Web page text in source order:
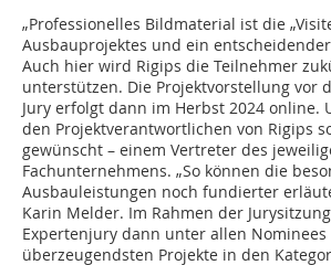
„Professionelles Bildmaterial ist die
Ausbauprojektes und ein
Auch hier wird Rigips die Teilnehmer
unterstützen. Die Projektvorstellung vor
Jury erfolgt dann im Herbst 2024 online.
den Projektverantwortlichen von Rigips
gewünscht – einem Vertreter des
Fachunternehmens. „So können die
Ausbauleistungen noch fundierter
Karin Melder. Im Rahmen der
Expertenjury dann unter allen
überzeugendsten Projekte in den